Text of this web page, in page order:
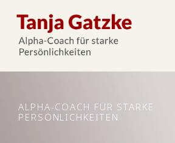
ALPHA-COACH FÜR STARKE
PERSÖNLICHKEITEN